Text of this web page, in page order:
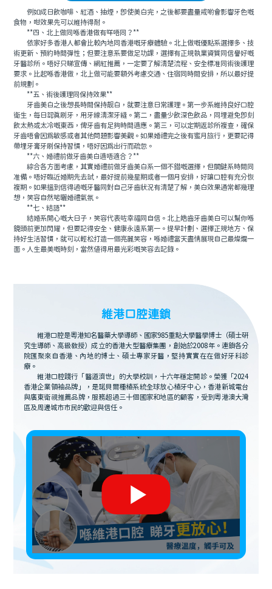
例如成日飲咖啡、紅酒、抽煙，即使美白完，之後都要盡量戒啲會影響牙色嘅
食物，咁效果先可以維持得耐。
**四、北上做同喺香港做有咩唔同？**
依家好多香港人都會比較內地同香港嘅牙療體驗。北上做嘅優點系選擇多、技
術更新、預約時間彈性；但要注意系要做足功課，選擇有正規執業資質同信譽好嘅
牙醫診所。唔好只睇宣傳、網紅推薦，一定要了解清楚流程、安全標准同術後護理
要求。比起喺香港做，北上做可能要額外考慮交通、住宿同時間安排，所以最好提
前規劃。
**五、術後護理同保持效果**
牙齒美白之後想長時間保持靓白，就要注意日常護理。第一步系維持良好口腔
衛生，每日認真刷牙，用牙線清潔牙縫。第二，盡量少飲深色飲品，同埋避免即刻
飲太熱或太冷嘅東西，俾牙齒有足夠時間適應。第三，可以定期返診所複查，確保
牙齒唔會因爲敏感或者其他問題影響美觀。如果婚禮完之後有蜜月旅行，更要記得
帶埋牙膏牙刷保持習慣，唔好因爲出行而疏忽。
**六、婚禮前做牙齒美白適唔適合？**
綜合各方面考慮，其實婚禮前做牙齒美白系一個不錯嘅選擇，但關鍵系時間同
准備。唔好臨近婚期先去試，最好提前幾星期或者一個月安排，好讓口腔有充分恢
複期。如果搵到信得過嘅牙醫同對自己牙齒狀況有清楚了解，美白效果通常都幾理
想，笑容自然啱曬婚禮氣氛。
**七、結語**
結婚系開心嘅大日子，笑容代表咗幸福同自信。北上皓齒牙齒美白可以幫你喺
鏡頭前更加閃耀，但要記得安全、健康永遠系第一。提早計劃、選擇正規地方、保
持好生活習慣，就可以輕松打造一個亮麗笑容，喺婚禮當天盡情展現自己最燦爛一
面。人生最美嘅時刻，當然值得用最光彩嘅笑容去記錄。
維港口腔連鎖
維港口腔是粵港知名醫藥大學導師、國家985重點大學醫學博士（碩士研
究生導師、高級教授）成立的香港大型醫療集團，創始於2008年。連鎖各分
院匯聚來自香港、內地的博士、碩士專家牙醫，堅持實實在在做好牙科診
療。
維港口腔踐行「醫道濟世」的大學校訓，十六年穩定開診。榮獲「2024
香港企業領袖品牌」，是諾貝爾種植系統全球放心植牙中心，香港新城電台
與廣東衛視推薦品牌，服務超過三十個國家和地區的顧客，受到粵港澳大灣
區及周邊城市市民的歡迎與信任。